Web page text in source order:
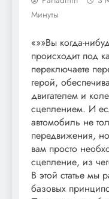
Минуты
«»»Вы когда-
происходит под
переключаете
герой,
двигателем и
сцеплением. И
автомобиль не
передвижения,
вам просто
сцепление, из
В этой статье мы
базовых